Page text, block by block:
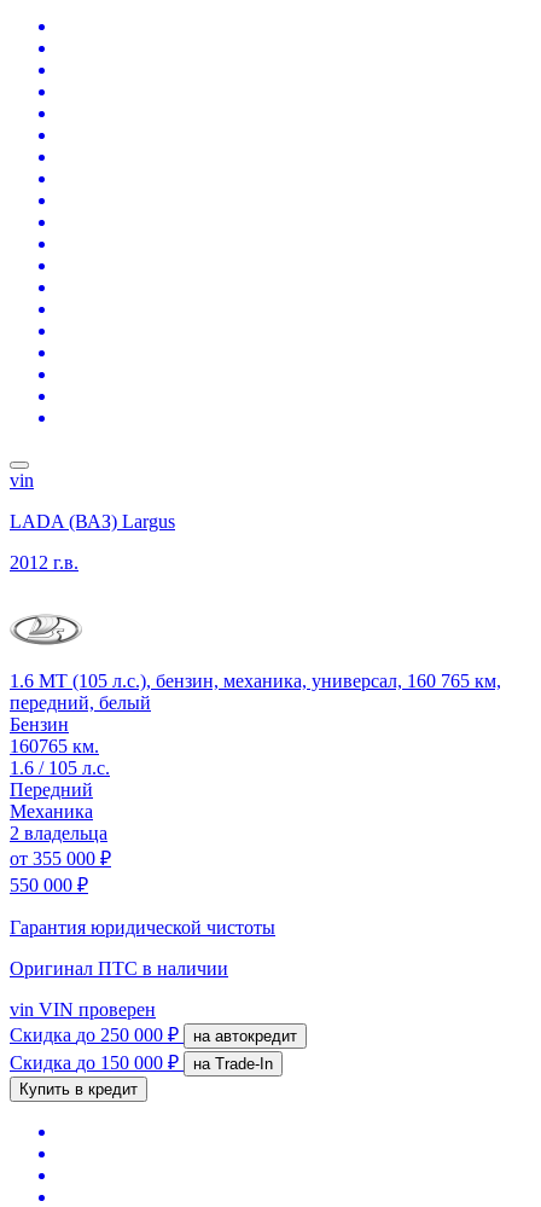
vin
LADA (ВАЗ) Largus
2012 г.в.
1.6 MT (105 л.с.), бензин, механика, универсал, 160 765 км,
передний, белый
Бензин
160765 км.
1.6 / 105 л.с.
Передний
Механика
2 владельца
от 355 000 ₽
550 000 ₽
Гарантия юридической чистоты
Оригинал ПТС в наличии
vin VIN проверен
Скидка до 250 000 ₽ на автокредит
Скидка до 150 000 ₽
на Trade-In
Купить в кредит